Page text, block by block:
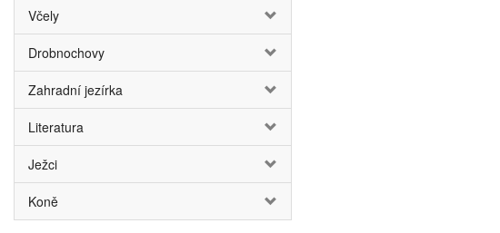
Včely
Drobnochovy
Zahradní jezírka
Literatura
Ježci
Koně